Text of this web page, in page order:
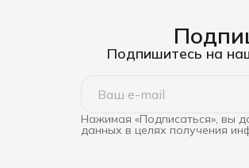
Подпишитесь на
Нажимая «Подписаться», вы
данных в целях получения